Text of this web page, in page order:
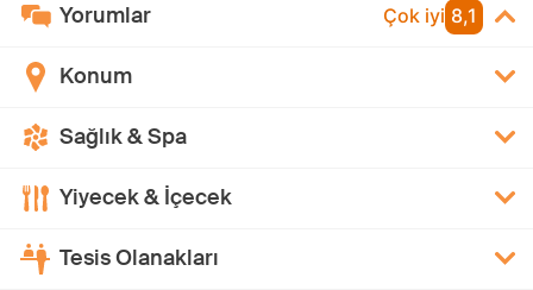
Yorumlar Çok iyi 8,1
Konum
Sağlık & Spa
Yiyecek & İçecek
Tesis Olanakları